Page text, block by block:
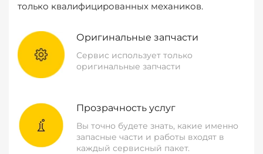
только квалифицированных механиков.
Оригинальные запчасти
Сервис использует только
оригинальные запчасти
Прозрачность услуг
Вы точно будете знать, какие именно
запасные части и работы входят в
каждый сервисный пакет.